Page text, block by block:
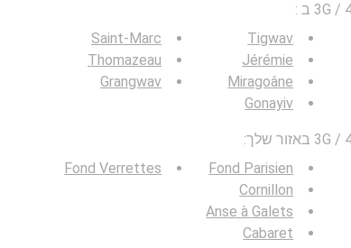
:
Tigwav
Jérémie
Miragoâne
Gonayiv
Saint-Marc
Thomazeau
Grangwav
Fond Parisien
Cornillon
Anse à Galets
Cabaret
Fond Verrettes